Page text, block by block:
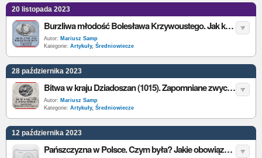
20 listopada 2023
Burzliwa młodość Bolesława Krzywoustego. Jak księciu udało się uniknąć więziennego lochu?
Autor: Mariusz Samp
Kategorie: Artykuły, Średniowiecze
28 października 2023
Bitwa w kraju Dziadoszan (1015). Zapomniane zwycięstwo pierwszego króla Polski
Autor: Mariusz Samp
Kategorie: Artykuły, Średniowiecze
12 października 2023
Pańszczyzna w Polsce. Czym była? Jakie obowiązki mieli chłopi w Rzeczpospolitej szlacheckiej?